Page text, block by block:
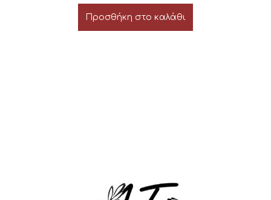
Προσθήκη στο καλάθι